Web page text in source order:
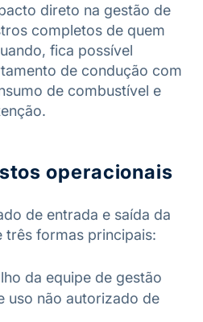
direto na gestão de
completos de quem
fica possível
de condução com
de combustível e
operacionais
de entrada e saída da
formas principais:
da equipe de gestão
uso não autorizado de